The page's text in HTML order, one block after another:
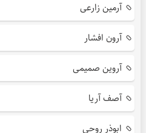
آرمین زارعی
آرون افشار
آروین صمیمی
آصف آریا
ابوذر روحی